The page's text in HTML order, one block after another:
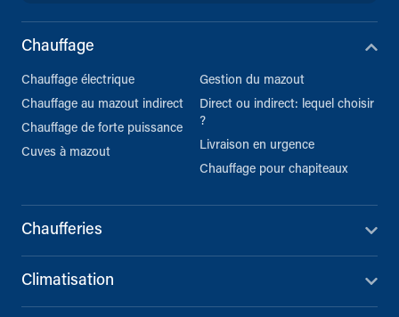
Chauffage
Chauffage électrique
Chauffage au mazout indirect
Chauffage de forte puissance
Cuves à mazout
Gestion du mazout
Direct ou indirect: lequel choisir
?
Livraison en urgence
Chauffage pour chapiteaux
Chaufferies
Climatisation